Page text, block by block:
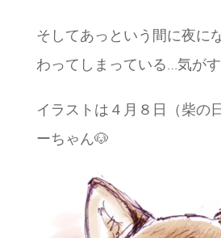
そしてあっという間に夜に
わってしまっている…気が
イラストは４月８日（柴の
ーちゃん🐶